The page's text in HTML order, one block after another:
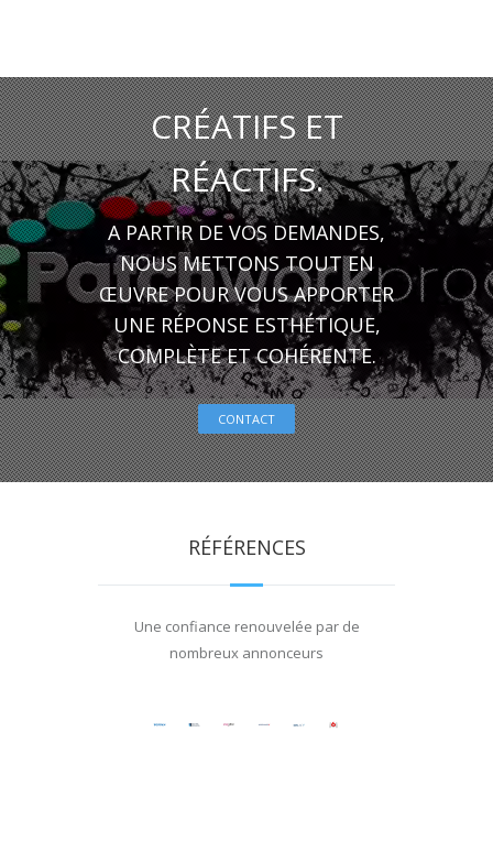
CRÉATIFS ET
RÉACTIFS.
A PARTIR DE VOS DEMANDES,
NOUS METTONS TOUT EN
ŒUVRE POUR VOUS APPORTER
UNE RÉPONSE ESTHÉTIQUE,
COMPLÈTE ET COHÉRENTE.
CONTACT
RÉFÉRENCES
Une confiance renouvelée par de
nombreux annonceurs